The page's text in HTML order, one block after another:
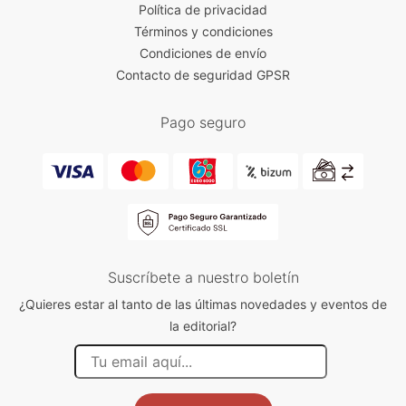
Política de privacidad
Términos y condiciones
Condiciones de envío
Contacto de seguridad GPSR
Pago seguro
Suscríbete a nuestro boletín
¿Quieres estar al tanto de las últimas novedades y eventos de
la editorial?